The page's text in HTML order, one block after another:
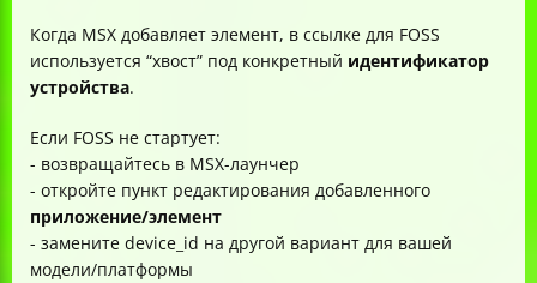
Когда MSX добавляет элемент, в ссылке для FOSS
используется “хвост” под конкретный идентификатор
устройства.
Если FOSS не стартует:
- возвращайтесь в MSX-лаунчер
- откройте пункт редактирования добавленного
приложение/элемент
- замените device_id на другой вариант для вашей
модели/платформы